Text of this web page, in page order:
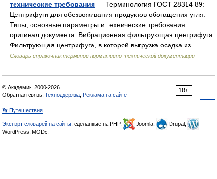
технические требования — Терминология ГОСТ 28314 89:
Центрифуги для обезвоживания продуктов обогащения угля.
Типы, основные параметры и технические требования
оригинал документа: Вибрационная фильтрующая центрифуга
Фильтрующая центрифуга, в которой выгрузка осадка из… …
Словарь-справочник терминов нормативно-технической документации
18+
© Академик, 2000-2026
Обратная связь: Техподдержка Реклама на сайте
👣 Путешествия
Экспорт словарей на сайты , сделанные на PHP, Joomla,
Drupal,
WordPress, MODx.